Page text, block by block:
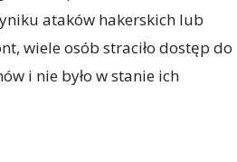
ataków hakerskich lub
wiele osób straciło dostęp do
i nie było w stanie ich